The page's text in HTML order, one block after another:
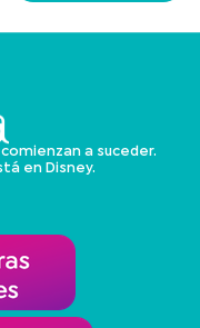
a suceder.
en Disney.